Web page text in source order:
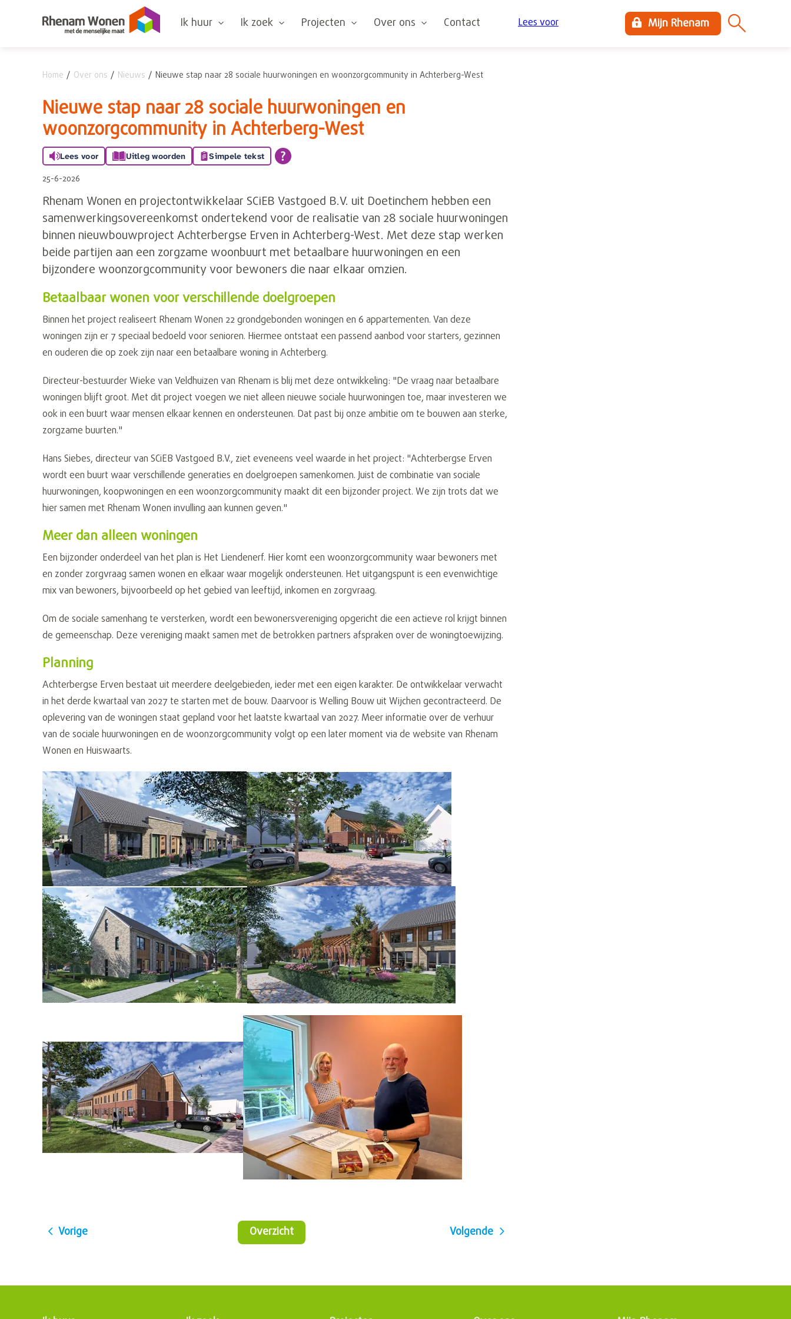
Naar de homepage
Ik huur Ik zoek Projecten Over ons Contact Mijn Rhenam
Lees voor
Home Over ons Nieuws Nieuwe stap naar 28 sociale huurwoningen en woonzorgcommunity in Achterberg-West
Nieuwe stap naar 28 sociale huurwoningen en
woonzorgcommunity in Achterberg-West
Lees voor Uitleg woorden Simpele tekst
25-6-2026
Rhenam Wonen en projectontwikkelaar SCiEB Vastgoed B.V. uit Doetinchem hebben een
samenwerkingsovereenkomst ondertekend voor de realisatie van 28 sociale huurwoningen
binnen nieuwbouwproject Achterbergse Erven in Achterberg-West. Met deze stap werken
beide partijen aan een zorgzame woonbuurt met betaalbare huurwoningen en een
bijzondere woonzorgcommunity voor bewoners die naar elkaar omzien.
Betaalbaar wonen voor verschillende doelgroepen
Binnen het project realiseert Rhenam Wonen 22 grondgebonden woningen en 6 appartementen. Van deze
woningen zijn er 7 speciaal bedoeld voor senioren. Hiermee ontstaat een passend aanbod voor starters, gezinnen
en ouderen die op zoek zijn naar een betaalbare woning in Achterberg.
Directeur-bestuurder Wieke van Veldhuizen van Rhenam is blij met deze ontwikkeling: "De vraag naar betaalbare
woningen blijft groot. Met dit project voegen we niet alleen nieuwe sociale huurwoningen toe, maar investeren we
ook in een buurt waar mensen elkaar kennen en ondersteunen. Dat past bij onze ambitie om te bouwen aan sterke,
zorgzame buurten."
Hans Siebes, directeur van SCiEB Vastgoed B.V., ziet eveneens veel waarde in het project: "Achterbergse Erven
wordt een buurt waar verschillende generaties en doelgroepen samenkomen. Juist de combinatie van sociale
huurwoningen, koopwoningen en een woonzorgcommunity maakt dit een bijzonder project. We zijn trots dat we
hier samen met Rhenam Wonen invulling aan kunnen geven."
Meer dan alleen woningen
Een bijzonder onderdeel van het plan is Het Liendenerf. Hier komt een woonzorgcommunity waar bewoners met
en zonder zorgvraag samen wonen en elkaar waar mogelijk ondersteunen. Het uitgangspunt is een evenwichtige
mix van bewoners, bijvoorbeeld op het gebied van leeftijd, inkomen en zorgvraag.
Om de sociale samenhang te versterken, wordt een bewonersvereniging opgericht die een actieve rol krijgt binnen
de gemeenschap. Deze vereniging maakt samen met de betrokken partners afspraken over de woningtoewijzing.
Planning
Achterbergse Erven bestaat uit meerdere deelgebieden, ieder met een eigen karakter. De ontwikkelaar verwacht
in het derde kwartaal van 2027 te starten met de bouw. Daarvoor is Welling Bouw uit Wijchen gecontracteerd. De
oplevering van de woningen staat gepland voor het laatste kwartaal van 2027. Meer informatie over de verhuur
van de sociale huurwoningen en de woonzorgcommunity volgt op een later moment via de website van Rhenam
Wonen en Huiswaarts.
Volgende
Overzicht
Vorige